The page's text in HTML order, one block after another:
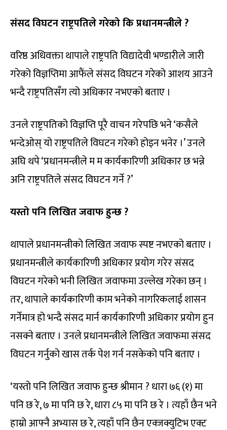
संसद विघटन राष्ट्रपतिले गरेको कि प्रधानमन्त्रीले ?
वरिष्ठ अधिवक्ता थापाले राष्ट्रपति विद्यादेवी भण्डारीले जारी
गरेको विज्ञप्तिमा आफैंले संसद विघटन गरेको आशय आउने
भन्दै राष्ट्रपतिसँग त्यो अधिकार नभएको बताए ।
उनले राष्ट्रपतिको विज्ञप्ति पूरै वाचन गरेपछि भने ‘कसैले
भन्देओस् यो राष्ट्रपतिले विघटन गरेको होइन भनेर ।’ उनले
अघि थपे ‘प्रधानमन्त्रीले म म कार्यकारिणी अधिकार छ भन्ने
अनि राष्ट्रपतिले संसद विघटन गर्ने ?’
यस्तो पनि लिखित जवाफ हुन्छ ?
थापाले प्रधानमन्त्रीको लिखित जवाफ स्पष्ट नभएको बताए ।
प्रधानमन्त्रीले कार्यकारिणी अधिकार प्रयोग गरेर संसद
विघटन गरेको भनी लिखित जवाफमा उल्लेख गरेका छन् ।
तर, थापाले कार्यकारिणी काम भनेको नागरिकलाई शासन
गर्नेमात्र हो भन्दै संसद मार्न कार्यकारिणी अधिकार प्रयोग हुन
नसक्ने बताए । उनले प्रधानमन्त्रीले लिखित जवाफमा संसद
विघटन गर्नुको खास तर्क पेश गर्न नसकेको पनि बताए ।
‘यस्तो पनि लिखित जवाफ हुन्छ श्रीमान ? धारा ७६ (१) मा
पनि छ रे, ७ मा पनि छ रे, धारा ८५ मा पनि छ रे । त्यहाँ छैन भने
हाम्रो आफ्नै अभ्यास छ रे, त्यहाँ पनि छैन एक्जक्युटिभ एक्ट